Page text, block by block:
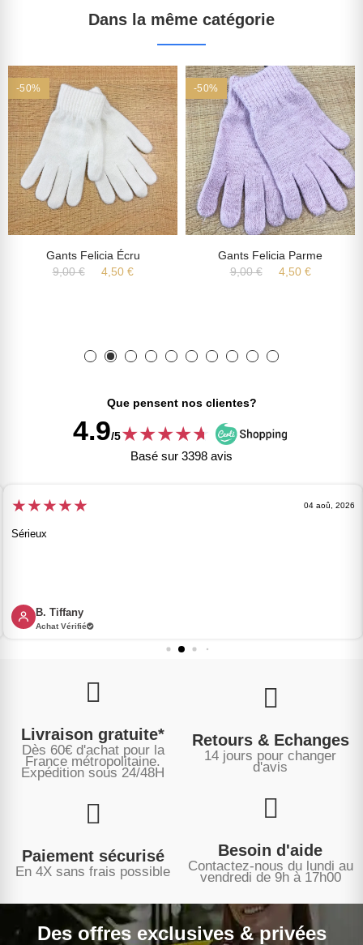
Dans la même catégorie
-50%
Gants Felicia Écru
9,00 €
4,50 €
-50%
Gants Felicia Parme
9,00 €
4,50 €
Que pensent nos clientes?
4.9/5★★★★★
★
Basé sur 3398 avis
★★★★★ 04 aoû, 2026
Sérieux
B. Tiffany
Achat Vérifié
Livraison gratuite*
Dès 60€ d'achat pour la
France métropolitaine.
Expédition sous 24/48H
Retours & Echanges
14 jours pour changer
d'avis
Paiement sécurisé
En 4X sans frais possible
Besoin d'aide
Contactez-nous du lundi au
vendredi de 9h à 17h00
Des offres exclusives & privées